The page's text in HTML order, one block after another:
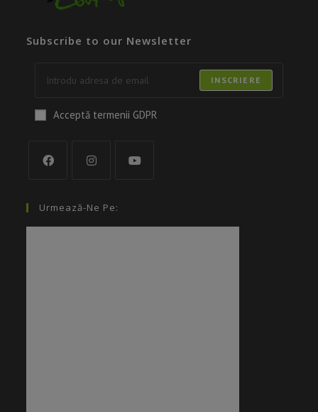
Subscribe to our Newsletter
INSCRIERE
Acceptă termenii GDPR
Urmează-Ne Pe: